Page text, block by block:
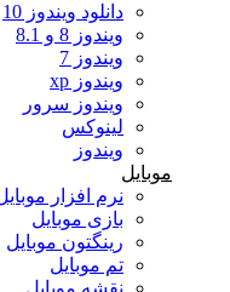
دانلود ویندوز 10
ویندوز 8 و 8.1
ویندوز 7
ویندوز xp
ویندوز سرور
لینوکس
ویندوز
موبایل
نرم افزار
بازی موبایل
رینگتون موبایل
تم موبایل
نقشه موبایل